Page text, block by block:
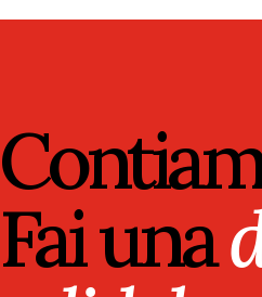
Fai una